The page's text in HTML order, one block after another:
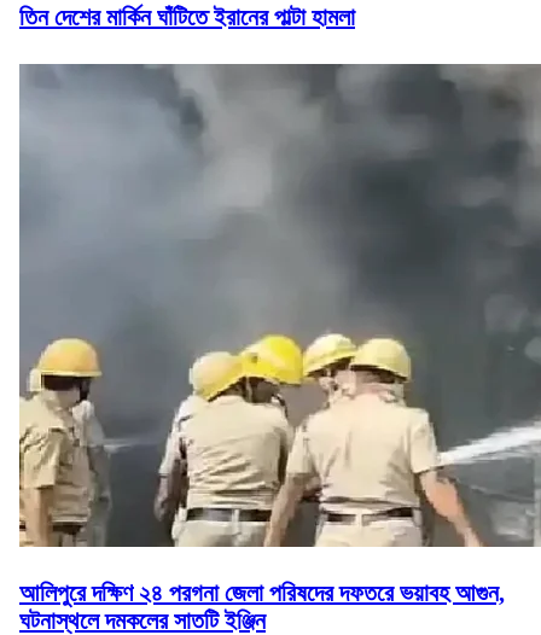
তিন দেশের মার্কিন ঘাঁটিতে ইরানের পাল্টা হামলা
আলিপুরে দক্ষিণ ২৪ পরগনা জেলা পরিষদের দফতরে ভয়াবহ আগুন,
ঘটনাস্থলে দমকলের সাতটি ইঞ্জিন